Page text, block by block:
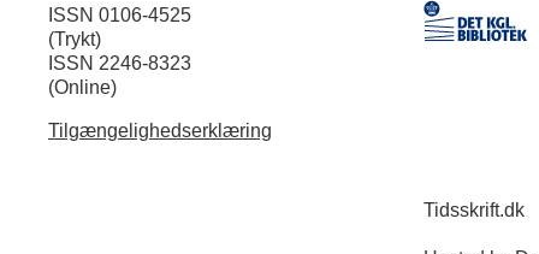
ISSN 0106-4525
(Trykt)
ISSN 2246-8323
(Online)
Tilgængelighedserklæring